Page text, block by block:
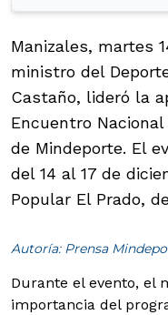
Manizales, martes
ministro del
Castaño, lideró la
Encuentro
de Mindeporte. El
del 14 al 17 de
Popular El Prado,
Autoría: Prensa
Durante el evento, el
importancia del